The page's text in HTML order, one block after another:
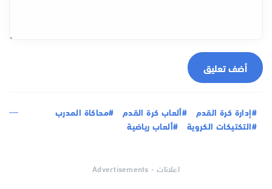
أضف تعليق
#إدارة كرة القدم #ألعاب كرة القدم
#محاكاة المدرب
#التكتيكات الكروية
#ألعاب رياضية
اعلانات - Advertisements